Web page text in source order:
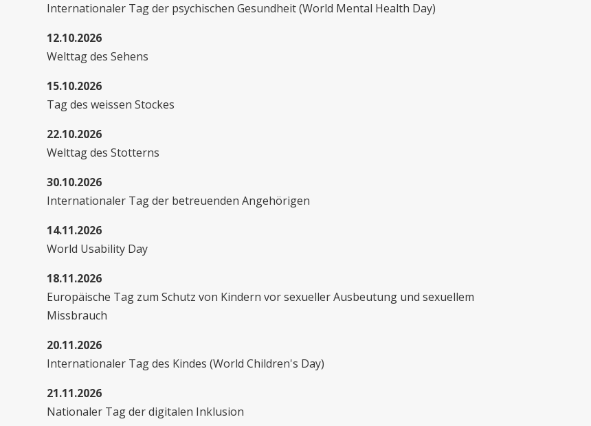
Internationaler Tag der psychischen Gesundheit (World Mental Health Day)
12.10.2026
Welttag des Sehens
15.10.2026
Tag des weissen Stockes
22.10.2026
Welttag des Stotterns
30.10.2026
Internationaler Tag der betreuenden Angehörigen
14.11.2026
World Usability Day
18.11.2026
Europäische Tag zum Schutz von Kindern vor sexueller Ausbeutung und sexuellem
Missbrauch
20.11.2026
Internationaler Tag des Kindes (World Children's Day)
21.11.2026
Nationaler Tag der digitalen Inklusion